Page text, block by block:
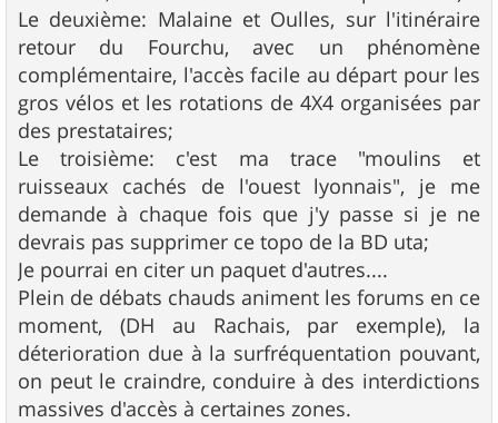
Le deuxième: Malaine et Oulles, sur l'itinéraire
retour du Fourchu, avec un phénomène
complémentaire, l'accès facile au départ pour les
gros vélos et les rotations de 4X4 organisées par
des prestataires;
Le troisième: c'est ma trace "moulins et
ruisseaux cachés de l'ouest lyonnais", je me
demande à chaque fois que j'y passe si je ne
devrais pas supprimer ce topo de la BD uta;
Je pourrai en citer un paquet d'autres....
Plein de débats chauds animent les forums en ce
moment, (DH au Rachais, par exemple), la
déterioration due à la surfréquentation pouvant,
on peut le craindre, conduire à des interdictions
massives d'accès à certaines zones.